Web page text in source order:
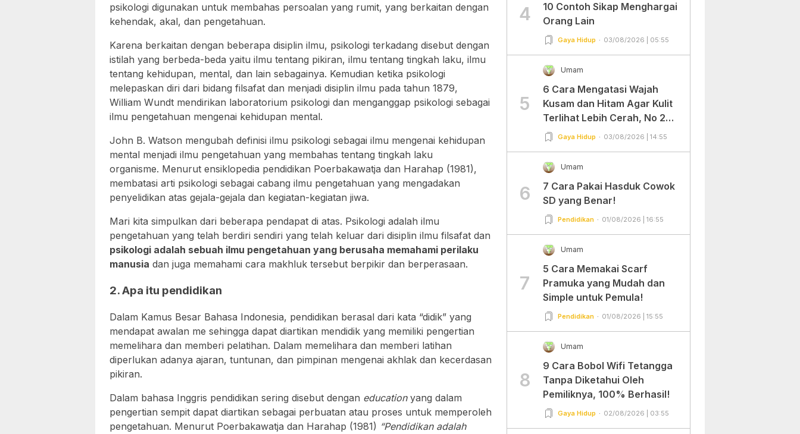
psikologi digunakan untuk membahas persoalan yang rumit, yang berkaitan dengan
kehendak, akal, dan pengetahuan.
Karena berkaitan dengan beberapa disiplin ilmu, psikologi terkadang disebut dengan
istilah yang berbeda-beda yaitu ilmu tentang pikiran, ilmu tentang tingkah laku, ilmu
tentang kehidupan, mental, dan lain sebagainya. Kemudian ketika psikologi
melepaskan diri dari bidang filsafat dan menjadi disiplin ilmu pada tahun 1879,
William Wundt mendirikan laboratorium psikologi dan menganggap psikologi sebagai
ilmu pengetahuan mengenai kehidupan mental.
John B. Watson mengubah definisi ilmu psikologi sebagai ilmu mengenai kehidupan
mental menjadi ilmu pengetahuan yang membahas tentang tingkah laku
organisme. Menurut ensiklopedia pendidikan Poerbakawatja dan Harahap (1981),
membatasi arti psikologi sebagai cabang ilmu pengetahuan yang mengadakan
penyelidikan atas gejala-gejala dan kegiatan-kegiatan jiwa.
Mari kita simpulkan dari beberapa pendapat di atas. Psikologi adalah ilmu
pengetahuan yang telah berdiri sendiri yang telah keluar dari disiplin ilmu filsafat dan
psikologi adalah sebuah ilmu pengetahuan yang berusaha memahami perilaku
manusia dan juga memahami cara makhluk tersebut berpikir dan berperasaan.
2. Apa itu pendidikan
Dalam Kamus Besar Bahasa Indonesia, pendidikan berasal dari kata “didik” yang
mendapat awalan me sehingga dapat diartikan mendidik yang memiliki pengertian
memelihara dan memberi pelatihan. Dalam memelihara dan memberi latihan
diperlukan adanya ajaran, tuntunan, dan pimpinan mengenai akhlak dan kecerdasan
pikiran.
Dalam bahasa Inggris pendidikan sering disebut dengan educationyang dalam
pengertian sempit dapat diartikan sebagai perbuatan atau proses untuk memperoleh
pengetahuan. Menurut Poerbakawatja dan Harahap (1981) “Pendidikan adalah
4
10 Contoh Sikap Menghargai
Orang Lain
Gaya Hidup 03/08/2026 | 05:55
5
Umam
6 Cara Mengatasi Wajah
Kusam dan Hitam Agar Kulit
Terlihat Lebih Cerah, No 2
Gampang Banget dan Mudah
Gaya Hidup 03/08/2026 | 14:55
6
Umam
7 Cara Pakai Hasduk Cowok
SD yang Benar!
Pendidikan 01/08/2026 | 16:55
7
Umam
5 Cara Memakai Scarf
Pramuka yang Mudah dan
Simple untuk Pemula!
Pendidikan 01/08/2026 | 15:55
8
Umam
9 Cara Bobol Wifi Tetangga
Tanpa Diketahui Oleh
Pemiliknya, 100% Berhasil!
Gaya Hidup 02/08/2026 | 03:55